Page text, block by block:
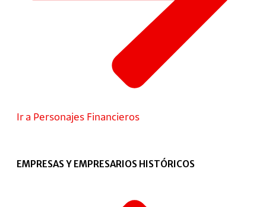
Ir a Personajes Financieros
EMPRESAS Y EMPRESARIOS HISTÓRICOS